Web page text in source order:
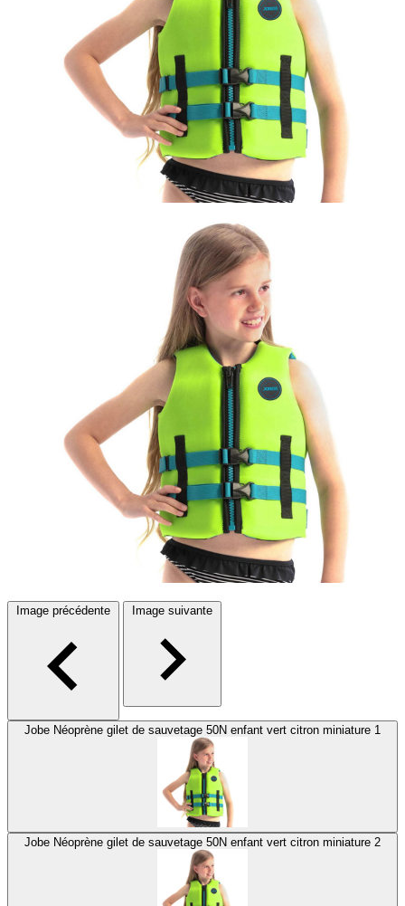
Image précédente Image suivante
Jobe Néoprène gilet de sauvetage 50N enfant vert citron miniature 1
Jobe Néoprène gilet de sauvetage 50N enfant vert citron miniature 2